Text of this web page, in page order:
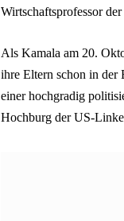
Wirtschaftsprofessor
Als Kamala am 20.
ihre Eltern schon in der
einer hochgradig
Hochburg der US-